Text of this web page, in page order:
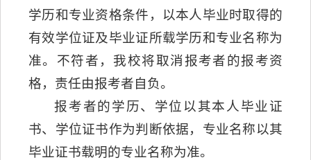
学历和专业资格条件，以本人毕业时取得的
有效学位证及毕业证所载学历和专业名称为
准。不符者，我校将取消报考者的报考资
格，责任由报考者自负。
报考者的学历、学位以其本人毕业证
书、学位证书作为判断依据，专业名称以其
毕业证书载明的专业名称为准。